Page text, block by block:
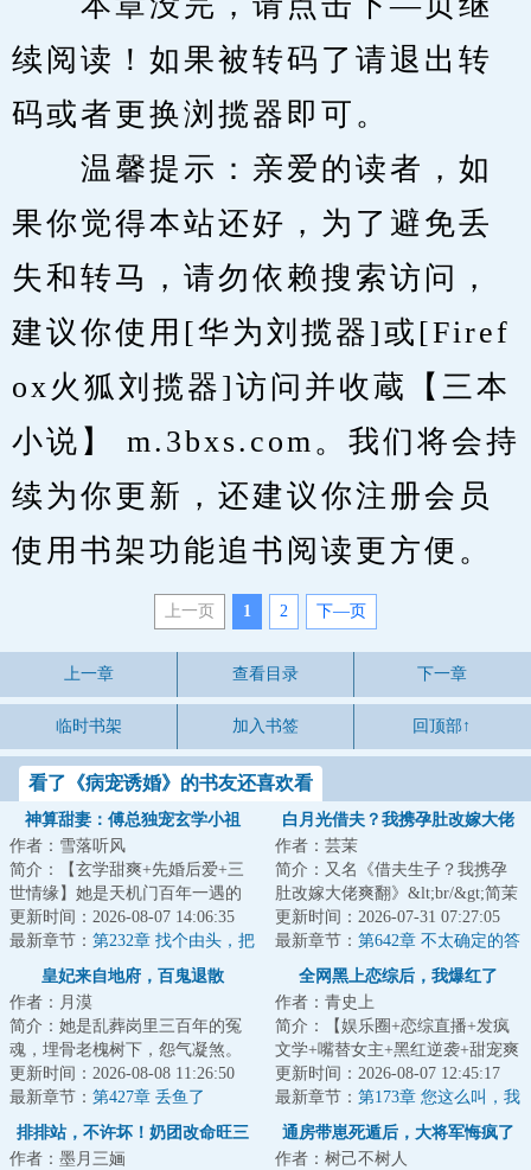
续阅读！如果被转码了请退出转
码或者更换浏揽器即可。
温馨提示：亲爱的读者，如
果你觉得本站还好，为了避免丢
失和转马，请勿依赖搜索访问，
建议你使用[华为刘揽器]或[Firef
ox火狐刘揽器]访问并收蔵【三本
小说】 m.3bxs.com。我们将会持
续为你更新，还建议你注册会员
使用书架功能追书阅读更方便。
上一页 1 2 下—页
上一章 查看目录 下一章
临时书架 加入书签 回顶部↑
看了《病宠诱婚》的书友还喜欢看
神算甜妻：傅总独宠玄学小祖
宗！
作者：雪落听风
简介：【玄学甜爽+先婚后爱+三
世情缘】她是天机门百年一遇的
玄学小天才，天生玄瞳能断阴
阳，却命劫缠身，...
更新时间：2026-08-07 14:06:35
最新章节： 第232章 找个由头，把
楚儿送走
白月光借夫？我携孕肚改嫁大佬
作者：芸茉
简介：又名《借夫生子？我携孕
肚改嫁大佬爽翻》&lt;br/&gt;简茉
生日那天，丈夫陆钦淮一直守在
医院，陪着...
更新时间：2026-07-31 07:27:05
最新章节： 第642章 不太确定的答
皇妃来自地府，百鬼退散
作者：月漠
简介：她是乱葬岗里三百年的冤
魂，埋骨老槐树下，怨气凝煞。
&lt;br/&gt;他贵为皇子，却是从尸
山血海里杀...
更新时间：2026-08-08 11:26:50
最新章节： 第427章 丢鱼了
全网黑上恋综后，我爆红了
作者：青史上
简介：【娱乐圈+恋综直播+发疯
文学+嘴替女主+黑红逆袭+甜宠爽
文】&lt;br/&gt;十八线女明星宋尔
尔被公司塞...
更新时间：2026-08-07 12:45:17
最新章节： 第173章 您这么叫，我
不配
排排站，不许坏！奶团改命旺三
作者：墨月三婳
通房带崽死遁后，大将军悔疯了
作者：树己不树人